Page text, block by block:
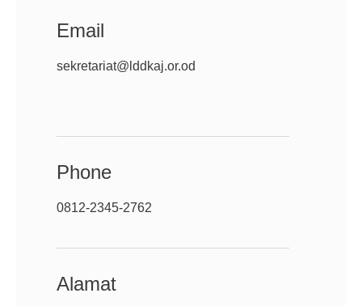
Email
sekretariat@lddkaj.or.od
Phone
0812-2345-2762
Alamat